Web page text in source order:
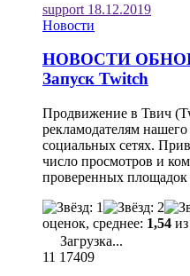
support 18.12.2019
Новости
НОВОСТИ
Запуск Twitch
Продвижение в Твич
рекламодателям
социальных сетях.
число просмотров и
проверенных
оценок, среднее: 1,54
Загрузка...
11 17409